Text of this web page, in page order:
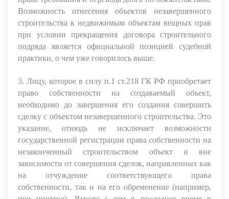
Возможность отнесения объектов незавершенного
строительства к недвижимым объектам вещных прав
при условии прекращения договора строительного
подряда является официальной позицией судебной
практики, о чем уже говорилось выше.
3. Лицу, которое в силу п.1 ст.218 ГК РФ приобретает
право собственности на создаваемый объект,
необходимо до завершения его создания совершить
сделку с объектом незавершенного строительства. Это
указание, отнюдь не исключает возможности
государственной регистрации права собственности на
незаконченный строительством объект и вне
зависимости от совершения сделок, направленных как
на отчуждение соответствующего права
собственности, так и на его обременение (например,